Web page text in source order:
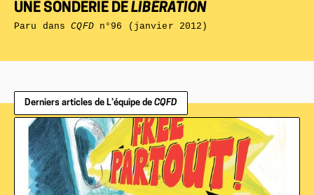
UNE SONDERIE DE LIBÉRATION
Paru dansCQFDn°96 (janvier 2012)
Derniers articles de L’équipe de CQFD